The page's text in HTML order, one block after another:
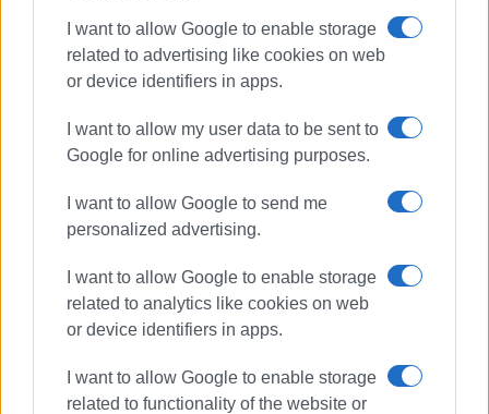
I want to allow Google to enable storage
related to advertising like cookies on web
or device identifiers in apps.
I want to allow my user data to be sent to
Google for online advertising purposes.
I want to allow Google to send me
personalized advertising.
I want to allow Google to enable storage
related to analytics like cookies on web
or device identifiers in apps.
I want to allow Google to enable storage
related to functionality of the website or
ανιδιοτελής διαμεσολάβηση.